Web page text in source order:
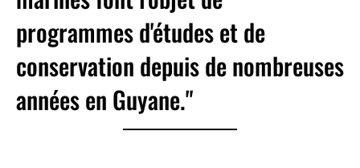
programmes d'études et de
conservation depuis de nombreuses
années en Guyane."